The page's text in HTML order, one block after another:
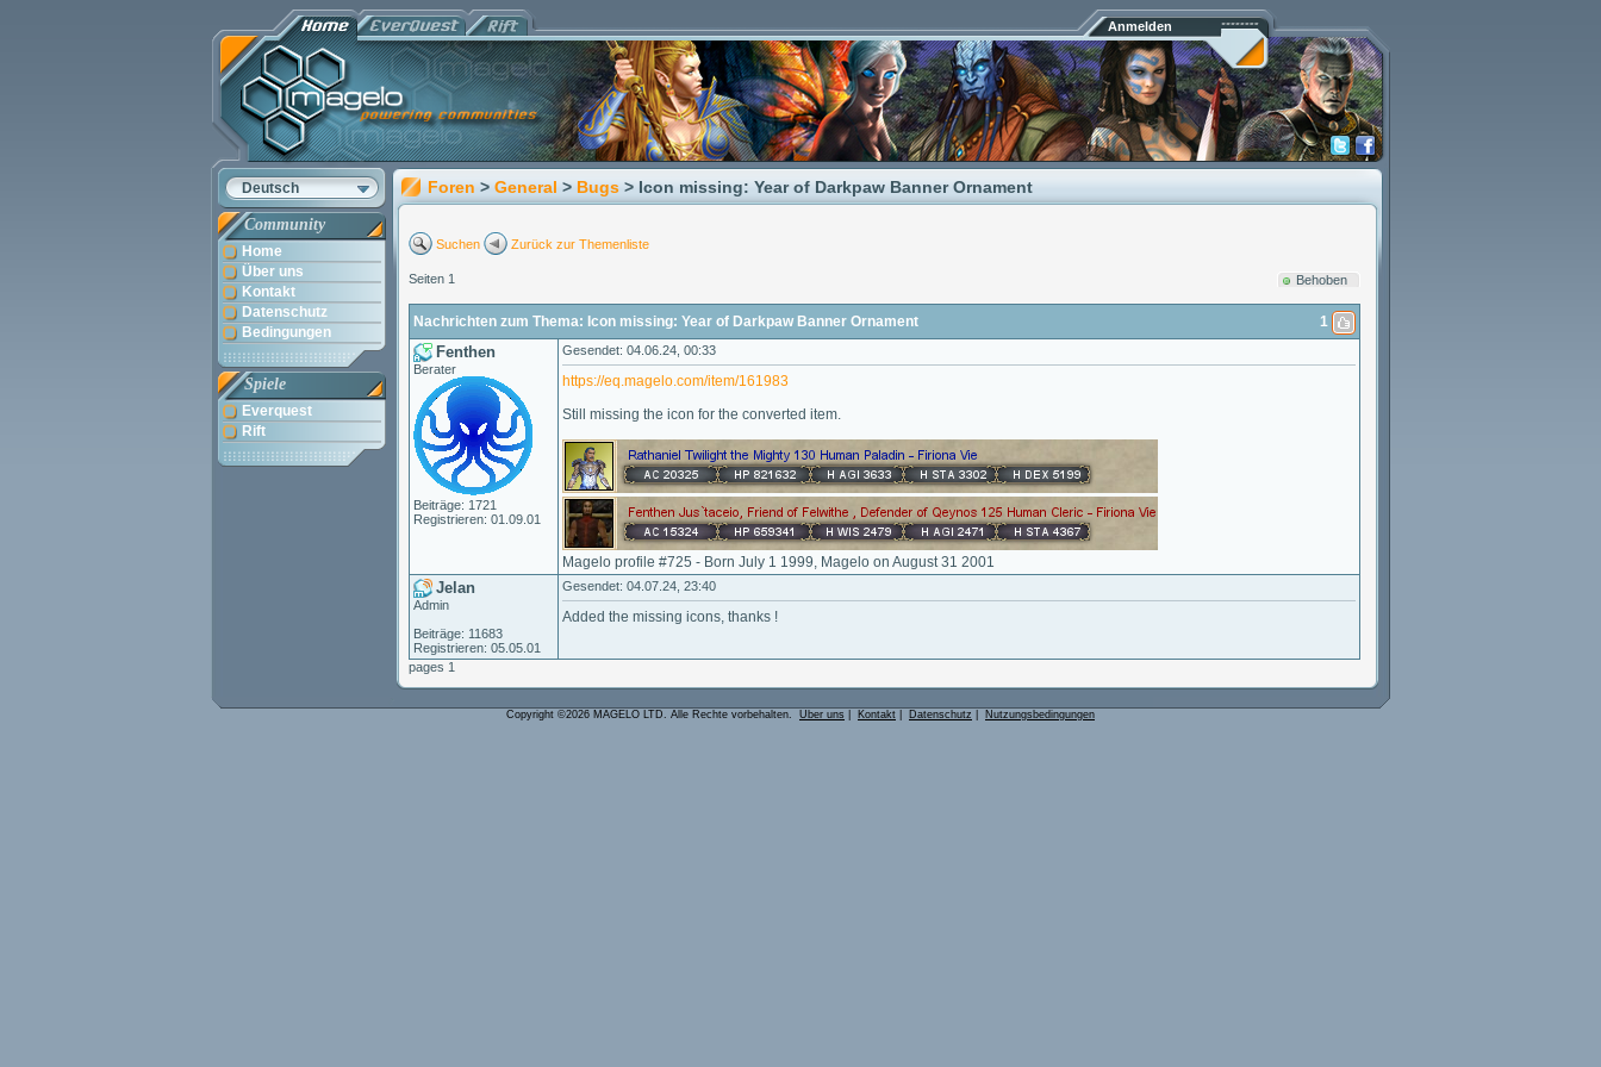
Anmelden
Deutsch
Community
Home
Über uns
Kontakt
Datenschutz
Bedingungen
Spiele
Everquest
Rift
Foren > General > Bugs > Icon missing: Year of Darkpaw Banner Ornament
Suchen Zurück zur Themenliste
Seiten 1 Behoben
Nachrichten zum Thema: Icon missing: Year of Darkpaw Banner Ornament 1
Fenthen
Berater
Beiträge: 1721
Registrieren: 01.09.01
Gesendet: 04.06.24, 00:33
https://eq.magelo.com/item/161983
Still missing the icon for the converted item.
Magelo profile #725 - Born July 1 1999, Magelo on August 31 2001
Jelan
Admin
Beiträge: 11683
Registrieren: 05.05.01
Gesendet: 04.07.24, 23:40
Added the missing icons, thanks !
pages 1
Copyright ©2026 MAGELO LTD. Alle Rechte vorbehalten. Über uns Kontakt Datenschutz Nutzungsbedingungen